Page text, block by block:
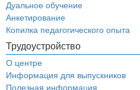
Дуальное обучение
Анкетирование
Копилка педагогического опыта
Трудоустройство
О центре
Информация для выпускников
Полезная информация